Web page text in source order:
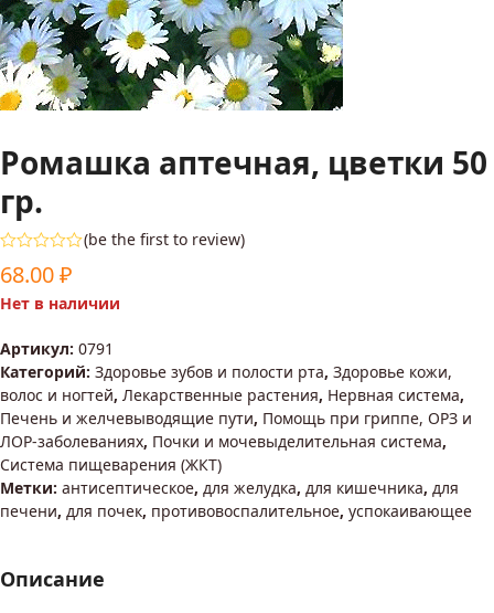
Ромашка аптечная, цветки 50
гр.
0
5
(be the first to review)
68.00₽
Нет в наличии
Артикул: 0791
Категорий: Здоровье зубов и полости рта, Здоровье кожи,
волос и ногтей, Лекарственные растения, Нервная система,
Печень и желчевыводящие пути, Помощь при гриппе, ОРЗ и
ЛОР-заболеваниях, Почки и мочевыделительная система,
Система пищеварения (ЖКТ)
Метки: антисептическое, для желудка, для кишечника, для
печени, для почек, противовоспалительное, успокаивающее
Описание